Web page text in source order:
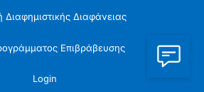
Διαφημιστικής Διαφάνειας
Επιβράβευσης
Login